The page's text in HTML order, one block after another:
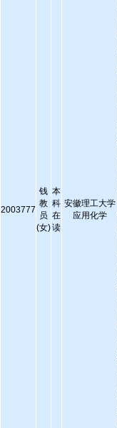
2003777
钱
教
员
(女)
本
科
在
读
安徽理工大学
应用化学